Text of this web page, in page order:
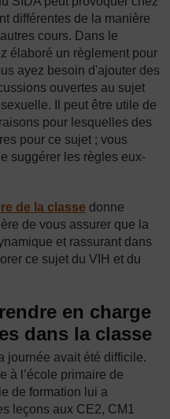
différentes de la manière
cours. Dans le
élaboré un règlement pour
ayez besoin d'ajouter des
ouvertes au sujet
Il peut être utile de
pour lesquelles des
pour ce sujet ; vous
suggérer les règles eux-
de la classe donne
de vous assurer que la
et rassurant dans
ce sujet du VIH et du
en charge
dans la classe
journée avait été difficile.
à l’école primaire de
de formation lui a
leçons aux CE2, CM1